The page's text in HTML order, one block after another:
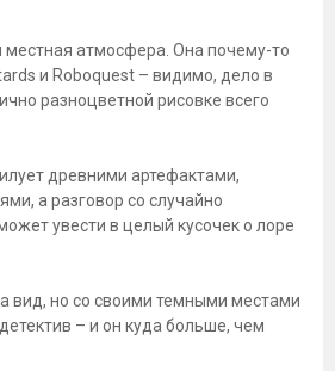
местная атмосфера. Она почему-то
и Roboquest – видимо, дело в
разноцветной рисовке всего
древними артефактами,
а разговор со случайно
увести в целый кусочек о лоре
вид, но со своими темными местами
– и он куда больше, чем